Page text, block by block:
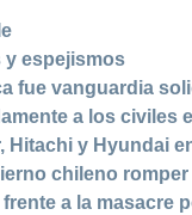
y espejismos
fue vanguardia
a los civiles
y Hyundai
chileno
a la masacre